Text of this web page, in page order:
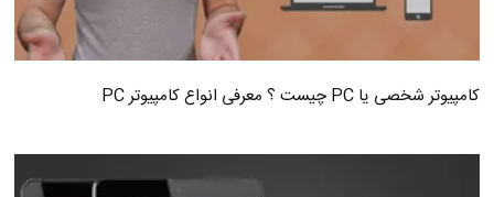
کامپیوتر شخصی یا PC چیست ؟ معرفی انواع کامپیوتر PC